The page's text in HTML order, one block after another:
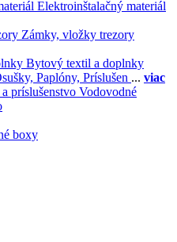
Elektroinštalačný materiál
Zámky, vložky trezory
Bytový textil a doplnky
Paplóny, Príslušen ... viac
Vodovodné
boxy